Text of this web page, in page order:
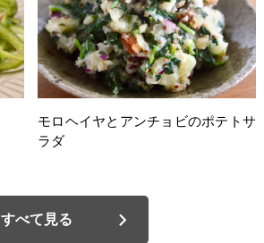
モロヘイヤとアンチョビのポテトサ
ラダ
すべて見る